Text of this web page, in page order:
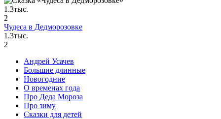
1.3тыс.
2
Чудеса в Дедморозовке
1.3тыс.
2
Андрей Усачев
Большие длинные
Новогодние
О временах года
Про Деда Мороза
Про зиму
Сказки для детей